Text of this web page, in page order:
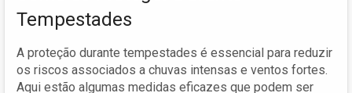
Tempestades
A proteção durante tempestades é essencial para reduzir
os riscos associados a chuvas intensas e ventos fortes.
Aqui estão algumas medidas eficazes que podem ser